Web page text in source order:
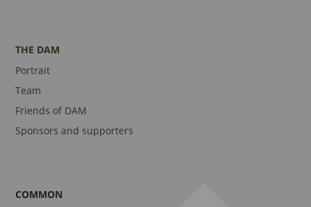
THE DAM
Portrait
Team
Friends of DAM
Sponsors and supporters
COMMON